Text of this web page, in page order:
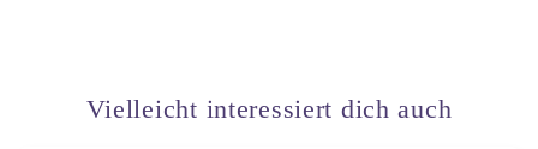
Vielleicht interessiert dich auch